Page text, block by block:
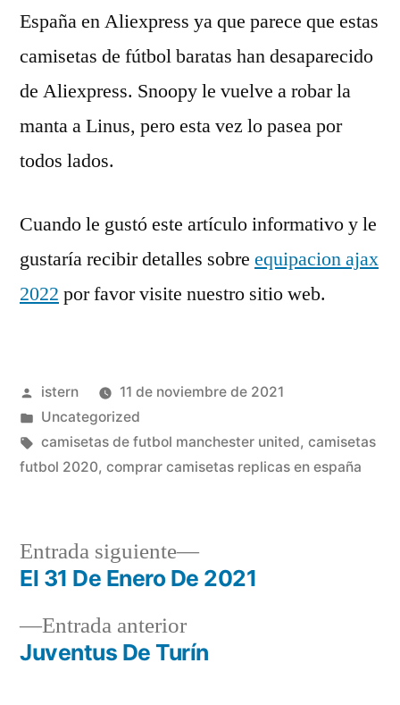
España en Aliexpress ya que parece que estas
camisetas de fútbol baratas han desaparecido
de Aliexpress. Snoopy le vuelve a robar la
manta a Linus, pero esta vez lo pasea por
todos lados.
Cuando le gustó este artículo informativo y le
gustaría recibir detalles sobre equipacion ajax
2022 por favor visite nuestro sitio web.
Publicado
por
istern
11 de noviembre de 2021
Publicado
en
Uncategorized
Etiquetas:
camisetas de futbol manchester united, camisetas
futbol 2020, comprar camisetas replicas en españa
Navegación
deEntrada anteriorEntrada
anterior:
Juventus De Turín
Entrada siguiente
Entrada
siguiente:
El 31 De Enero De 2021